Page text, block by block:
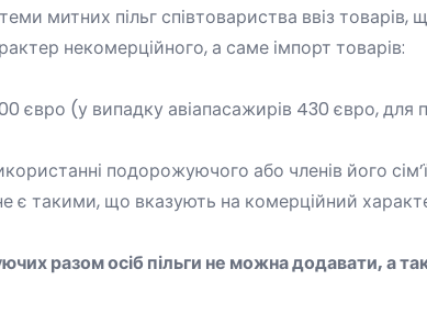
митних пільг співтовариства ввіз товарів,
некомерційного, а саме імпорт товарів:
євро (у випадку авіапасажирів 430 євро, для
подорожуючого або членів його
є такими, що вказують на комерційний
разом осіб пільги не можна додавати, а